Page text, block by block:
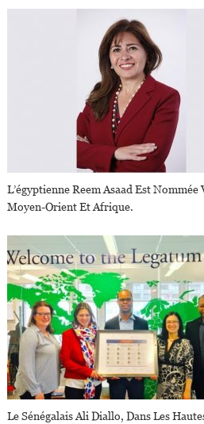
L’égyptienne Reem Asaad Est Nommée
Moyen-Orient Et Afrique.
Le Sénégalais Ali Diallo, Dans Les